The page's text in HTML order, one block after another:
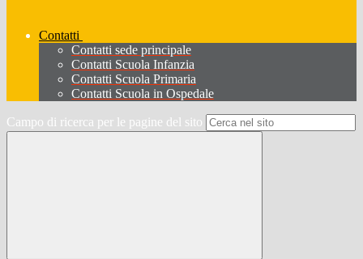
Contatti
Contatti sede principale
Contatti Scuola Infanzia
Contatti Scuola Primaria
Contatti Scuola in Ospedale
Campo di ricerca per le pagine del sito